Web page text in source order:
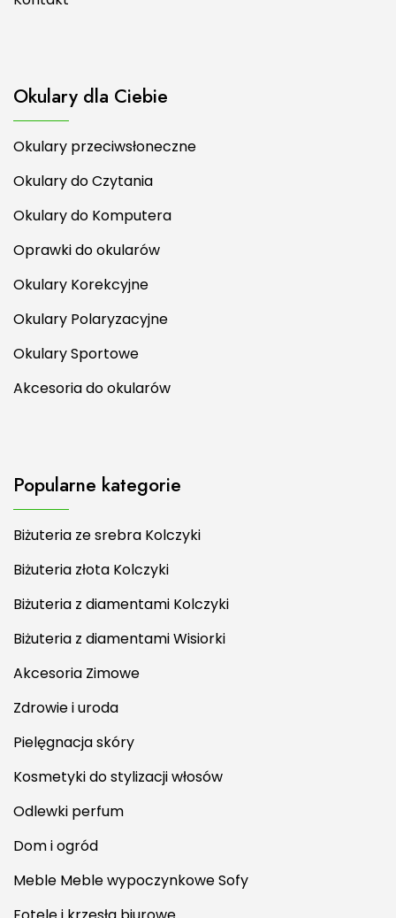
Okulary dla Ciebie
Okulary przeciwsłoneczne
Okulary do Czytania
Okulary do Komputera
Oprawki do okularów
Okulary Korekcyjne
Okulary Polaryzacyjne
Okulary Sportowe
Akcesoria do okularów
Popularne kategorie
Biżuteria ze srebra Kolczyki
Biżuteria złota Kolczyki
Biżuteria z diamentami Kolczyki
Biżuteria z diamentami Wisiorki
Akcesoria Zimowe
Zdrowie i uroda
Pielęgnacja skóry
Kosmetyki do stylizacji włosów
Odlewki perfum
Dom i ogród
Meble Meble wypoczynkowe Sofy